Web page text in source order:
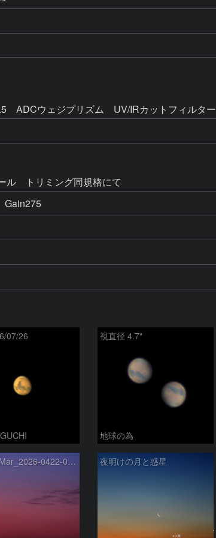
　ADCウェジプリズム　UV/IRカットフィルター
ル　トリミング同規格にて
Gain275
07/26 視直径 4.7"
地球の為
Mer-Sat-Mar_2026-0422-0430 夜明けの月と惑星